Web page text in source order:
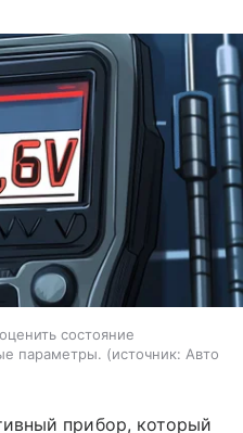
состояние
параметры.
источник: Авто
прибор, который